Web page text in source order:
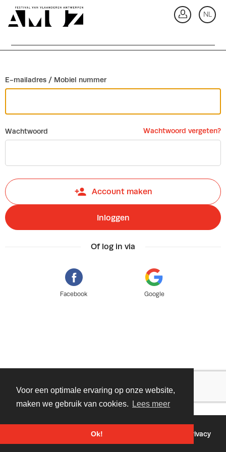
Voor een optimale ervaring op onze website,
maken we gebruik van cookies.
Lees meer
Ok!
NL
E-mailadres / Mobiel nummer
Wachtwoord Wachtwoord vergeten?
Account maken
Inloggen
Of log in via
Facebook Google
Tixly Privacy